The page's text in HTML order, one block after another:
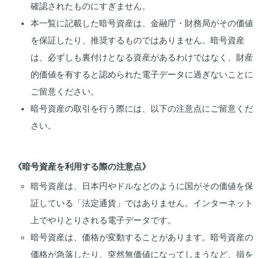
確認されたものにすぎません。
本一覧に記載した暗号資産は、金融庁・財務局がその価値
を保証したり、推奨するものではありません。暗号資産
は、必ずしも裏付けとなる資産があるわけではなく、財産
的価値を有すると認められた電子データに過ぎないことに
ご留意ください。
暗号資産の取引を行う際には、以下の注意点にご留意くだ
さい。
《暗号資産を利用する際の注意点》
暗号資産は、日本円やドルなどのように国がその価値を保
証している「法定通貨」ではありません。インターネット
上でやりとりされる電子データです。
暗号資産は、価格が変動することがあります。暗号資産の
価格が急落したり、突然無価値になってしまうなど、損を